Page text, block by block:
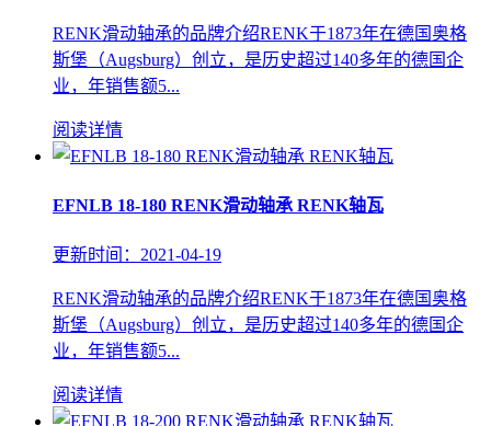
RENK滑动轴承的品牌介绍RENK于1873年在德国奥格
斯堡（Augsburg）创立，是历史超过140多年的德国企
业，年销售额5...
阅读详情
EFNLB 18-180 RENK滑动轴承 RENK轴瓦
更新时间：2021-04-19
RENK滑动轴承的品牌介绍RENK于1873年在德国奥格
斯堡（Augsburg）创立，是历史超过140多年的德国企
业，年销售额5...
阅读详情